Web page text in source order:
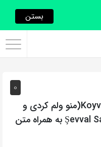
0
آهنگ ترکی Koyverdun Gittun Beni(منو ولم کردی و
رفتی) از Kâzım Koyuncu و Şevval Sam به همراه متن
بستن